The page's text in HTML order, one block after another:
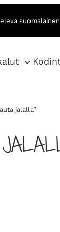
jalalla”